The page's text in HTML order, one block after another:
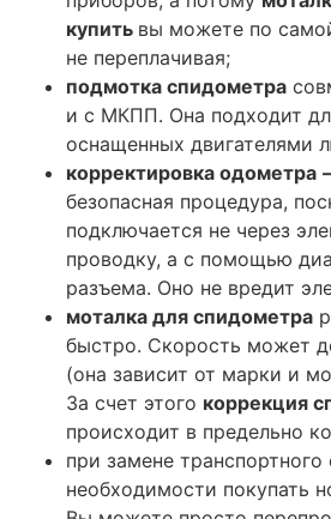
купить вы можете по
не переплачивая;
подмотка спидометра
и с МКПП. Она подходит
оснащенных двигателями
корректировка одометра
безопасная процедура,
подключается не через
проводку, а с помощью
разъема. Оно не вредит
моталка для спидометра
быстро. Скорость может
(она зависит от марки и
За счет этого коррекция
происходит в предельно
при замене транспортного
необходимости покупать